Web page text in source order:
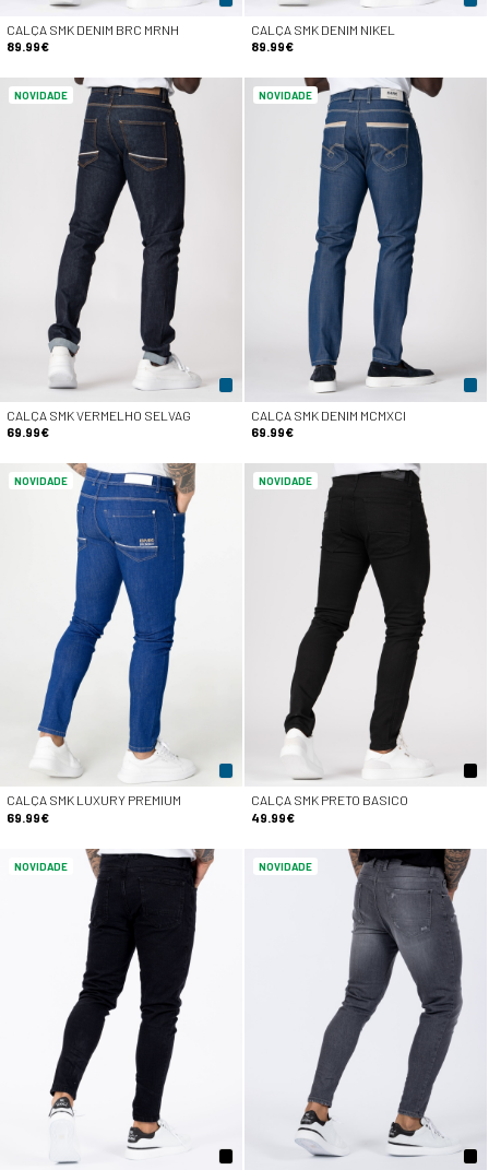
CALÇA SMK DENIM BRC MRNH
89.99€
CALÇA SMK DENIM NIKEL
89.99€
NOVIDADE
CALÇA SMK VERMELHO SELVAG
69.99€
NOVIDADE
CALÇA SMK DENIM MCMXCI
69.99€
NOVIDADE
CALÇA SMK LUXURY PREMIUM
69.99€
NOVIDADE
CALÇA SMK PRETO BASICO
49.99€
NOVIDADE NOVIDADE